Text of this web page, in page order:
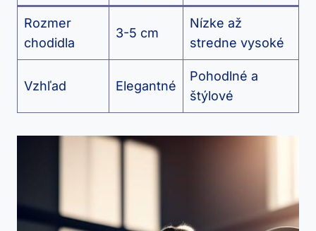
Rozmer
chodidla
3-5 cm
Nízke až
stredne vysoké
Vzhľad Elegantné
Pohodlné a
štýlové